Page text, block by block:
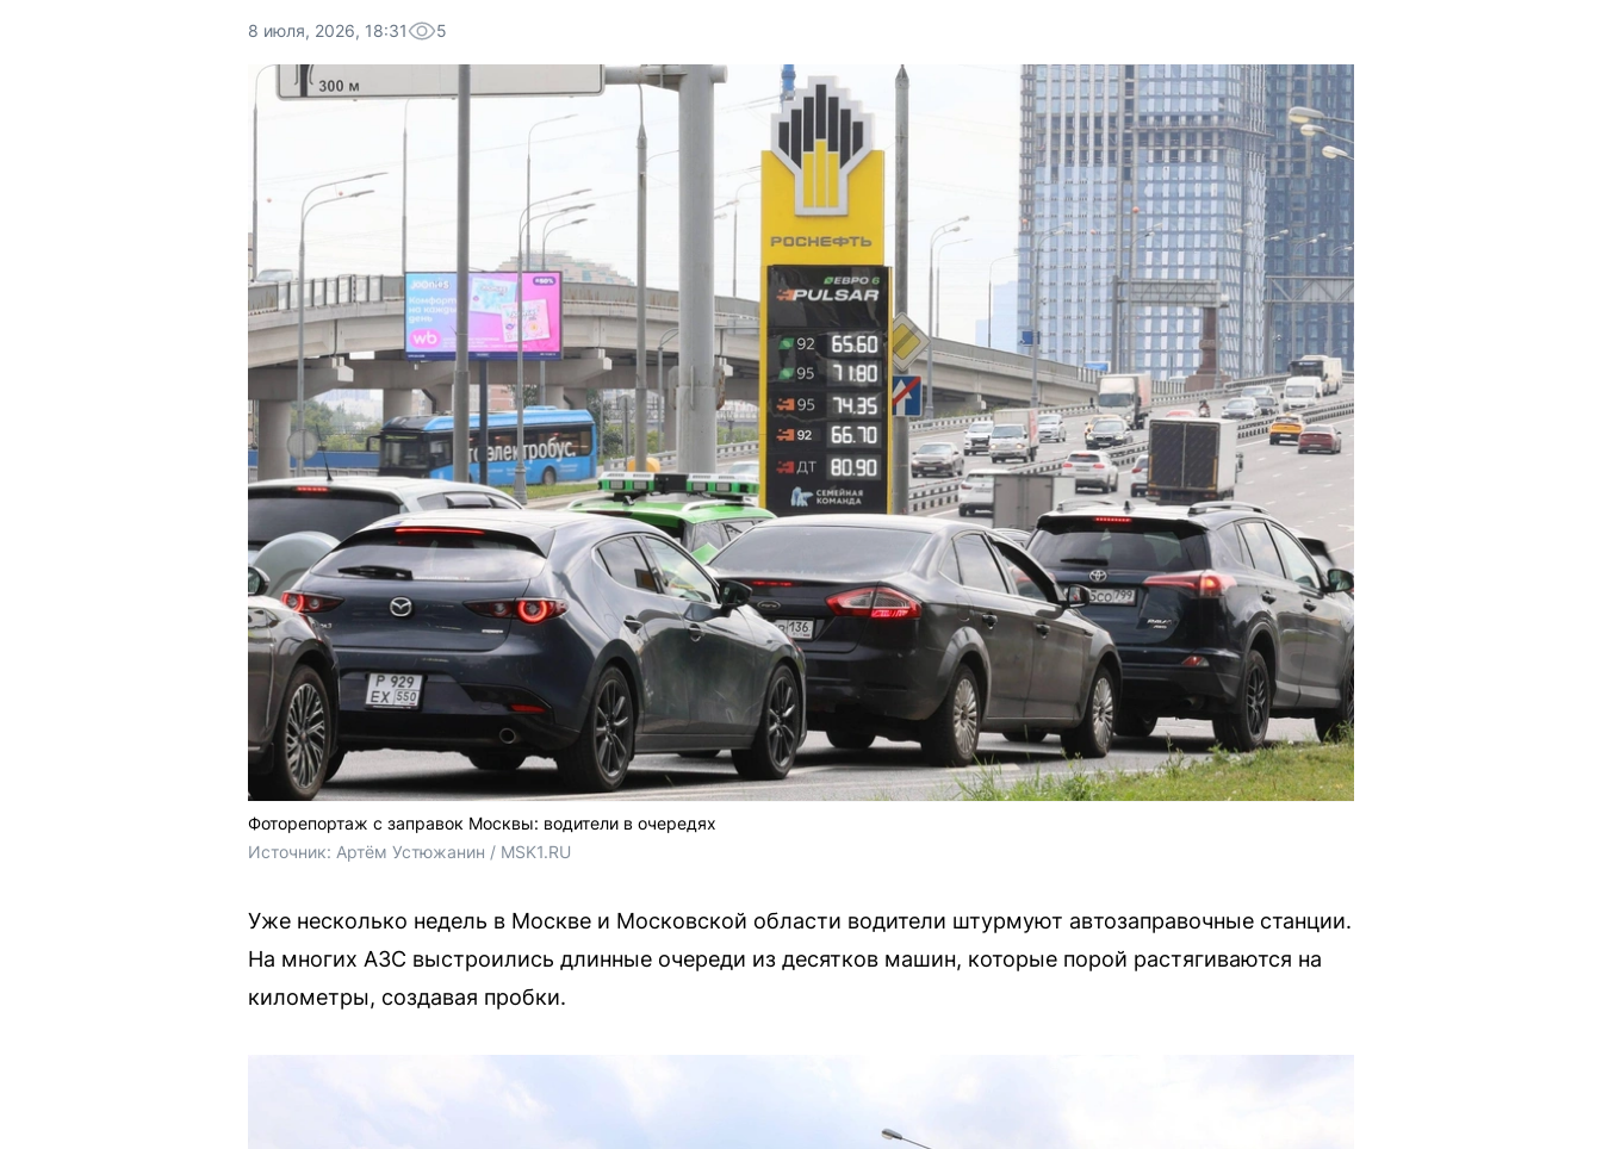
8 июля, 2026, 18:31 5
Фоторепортаж с заправок Москвы: водители в очередях
Источник: Артём Устюжанин / MSK1.RU
Уже несколько недель в Москве и Московской области водители штурмуют автозаправочные станции.
На многих АЗС выстроились длинные очереди из десятков машин, которые порой растягиваются на
километры, создавая пробки.